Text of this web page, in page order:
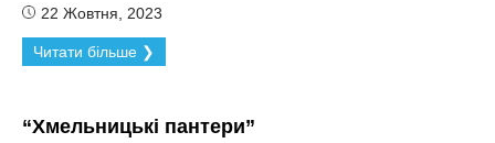
22 Жовтня, 2023
Читати більше ❯
“Хмельницькі пантери”